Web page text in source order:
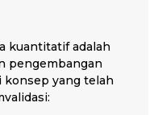
kuantitatif adalah
pengembangan
konsep yang telah